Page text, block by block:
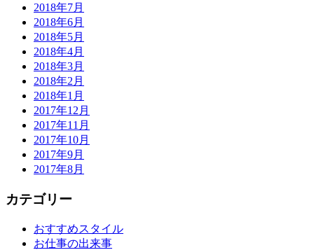
2018年7月
2018年6月
2018年5月
2018年4月
2018年3月
2018年2月
2018年1月
2017年12月
2017年11月
2017年10月
2017年9月
2017年8月
カテゴリー
おすすめスタイル
お仕事の出来事